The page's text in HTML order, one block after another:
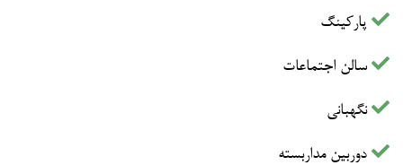
پارکینگ
سالن اجتماعات
نگهبانی
دوربین مداربسته